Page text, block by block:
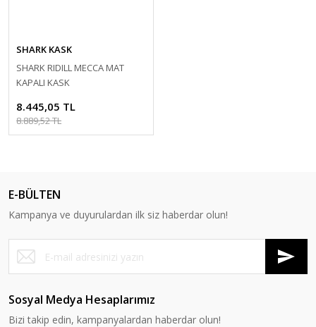
SHARK KASK
SHARK RIDILL MECCA MAT
KAPALI KASK
8.445,05 TL
8.889,52 TL
E-BÜLTEN
Kampanya ve duyurulardan ilk siz haberdar olun!
Sosyal Medya Hesaplarımız
Bizi takip edin, kampanyalardan haberdar olun!